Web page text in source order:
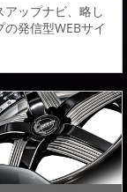
ップナビ、略し
発信型WEBサイ
「ベルタ」エア
せていただきま
メイク！ | ヴェル
きはこちら←ドレ